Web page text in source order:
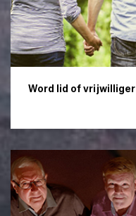
Word lid of vrijwilliger